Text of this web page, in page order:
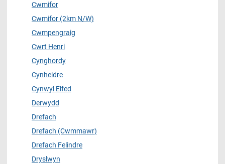
Cwmifor
Cwmifor (2km N/W)
Cwmpengraig
Cwrt Henri
Cynghordy
Cynheidre
Cynwyl Elfed
Derwydd
Drefach
Drefach (Cwmmawr)
Drefach Felindre
Dryslwyn